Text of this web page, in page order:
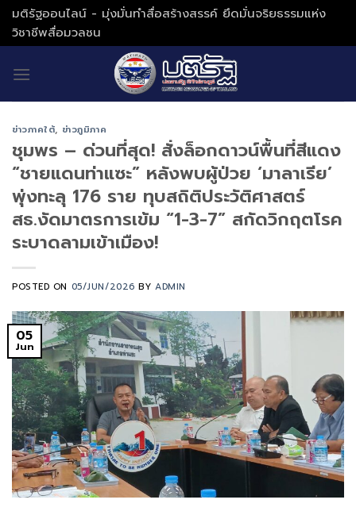
Skip
to
content
มติรัฐออนไลน์ - มุ่งมั่นทำสื่อสร้างสรรค์ ยึดมั่นจริยธรรมแห่ง
วิชาชีพสื่อมวลชน
ข่าวภาคใต้, ข่าวภูมิภาค
ชุมพร – ด่วนที่สุด! สั่งล็อกดาวน์พื้นที่สีแดง
“ชายแดนท่าแซะ” หลังพบผู้ป่วย ‘มาลาเรีย’
พุ่งทะลุ 176 ราย ทุบสถิติประวัติศาสตร์
สธ.งัดมาตรการเข้ม “1-3-7” สกัดวิกฤตโรค
ระบาดลามเข้าเมือง!
POSTED ON 05/JUN/2026 BYADMIN
05
Jun